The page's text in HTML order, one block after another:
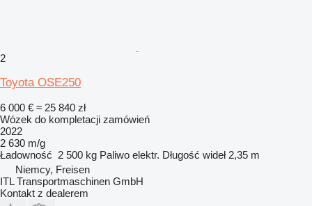
2
Toyota OSE250
6 000 € ≈ 25 840 zł
Wózek do kompletacji zamówień
2022
2 630 m/g
Ładowność 2 500 kg Paliwo elektr. Długość wideł 2,35 m
Niemcy, Freisen
ITL Transportmaschinen GmbH
Kontakt z dealerem